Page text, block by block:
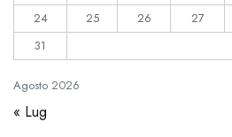
Agosto 2026
24
25 26 27
31
« Lug